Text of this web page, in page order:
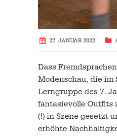
27. JANUAR 2022
Dass
Modenschau, die im
Lerngruppe des 7.
fantasievolle Outfits
(!) in Szene gesetzt
erhöhte